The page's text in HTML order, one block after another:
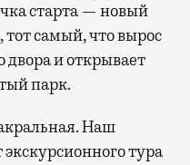
старта — новый
, тот самый, что вырос
двора и открывает
парк.
Наш
тура